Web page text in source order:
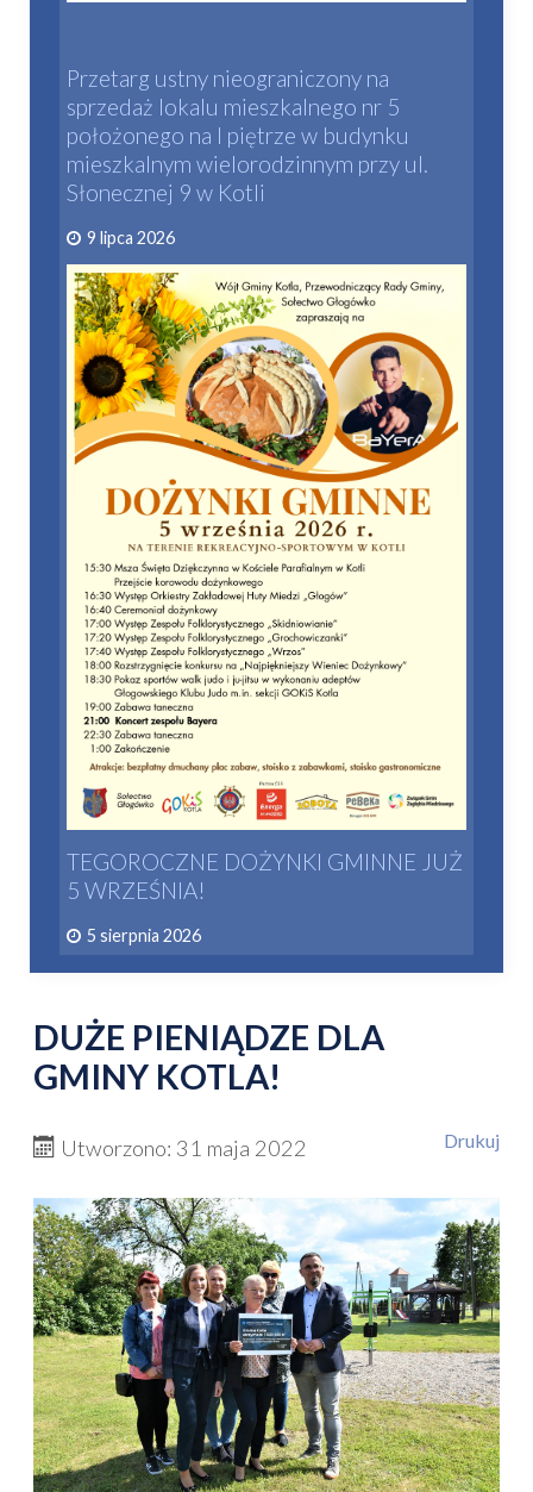
Przetarg ustny nieograniczony na
sprzedaż lokalu mieszkalnego nr 5
położonego na I piętrze w budynku
mieszkalnym wielorodzinnym przy ul.
Słonecznej 9 w Kotli
9 lipca 2026
TEGOROCZNE DOŻYNKI GMINNE JUŻ
5 WRZEŚNIA!
5 sierpnia 2026
DUŻE PIENIĄDZE DLA
GMINY KOTLA!
Drukuj
Utworzono: 31 maja 2022